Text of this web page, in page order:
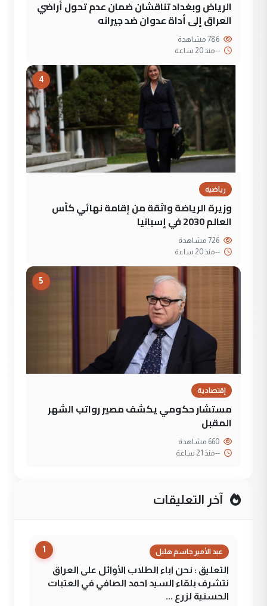
الرياض وبغداد تناقشان ضمان عدم تحول أراضي
العراق إلى أداة عدوان ضد جيرانه
--منذ 20 ساعة
4
رياضية
وزيرة الرياضة واثقة من إقامة نهائي كأس
العالم 2030 في إسبانيا
--منذ 20 ساعة
5
إقتصادية
مستشار حكومي يكشف مصير رواتب الشهر
المقبل
--منذ 21 ساعة
آخر التعليقات
1 عبد الأمير جاسم هليل
التعليق : نحن اباء الطلاب الأوائل على العراق
نتشرف بلقاء السيد احمد الصافي في العتبات
الحسنية لزرع ...